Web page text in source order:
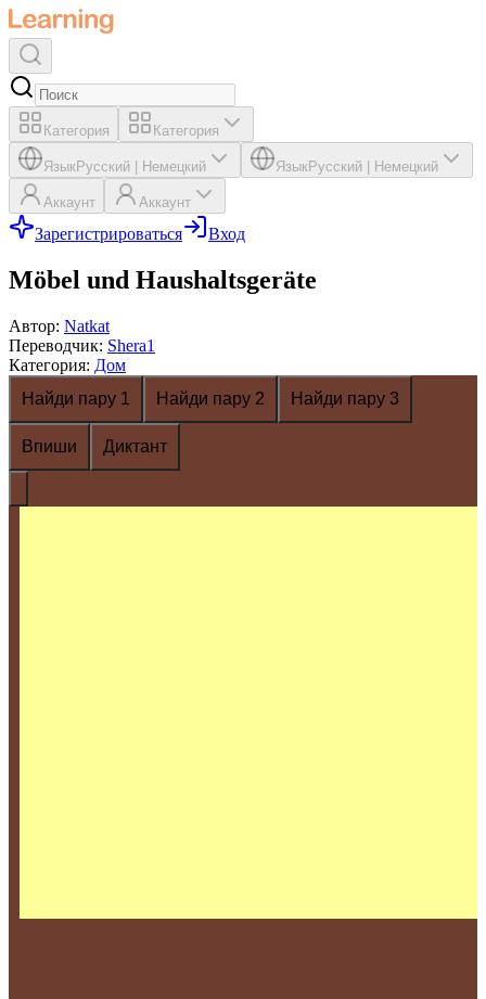
Категория Категория
ЯзыкРусский Немецкий ЯзыкРусский Немецкий
Аккаунт Аккаунт
Зарегистрироваться Вход
Möbel und Haushaltsgeräte
Автор: Natkat
Переводчик: Shera1
Категория: Дом
Найди пару 1
Найди пару 2 Найди пару 3
Впиши Диктант